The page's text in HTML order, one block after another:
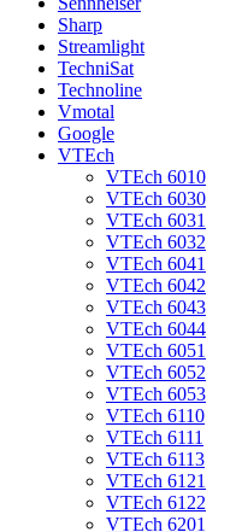
Sharp
Streamlight
TechniSat
Technoline
Vmotal
Google
VTEch
VTEch 6010
VTEch 6030
VTEch 6031
VTEch 6032
VTEch 6041
VTEch 6042
VTEch 6043
VTEch 6044
VTEch 6051
VTEch 6052
VTEch 6053
VTEch 6110
VTEch 6111
VTEch 6113
VTEch 6121
VTEch 6122
VTEch 6201